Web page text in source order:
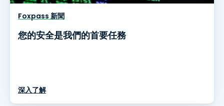
Foxpass 新聞
您的安全是我們的首要任務
深入了解